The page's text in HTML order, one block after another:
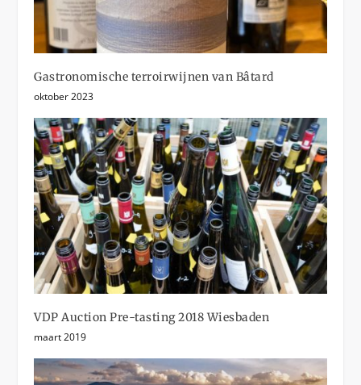
Gastronomische terroirwijnen van Bâtard
oktober 2023
VDP Auction Pre-tasting 2018 Wiesbaden
maart 2019